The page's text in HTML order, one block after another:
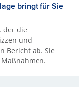
bringt für Sie
der die
und
Bericht ab. Sie